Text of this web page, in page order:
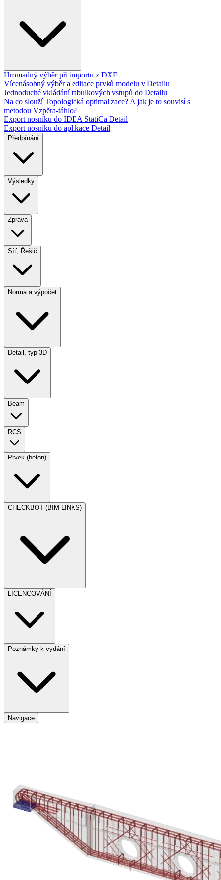
Hromadný výběr při importu z DXF
Vícenásobný výběr a editace prvků modelu v Detailu
Jednoduché vkládání tabulkových vstupů do Detailu
Na co slouží Topologická optimalizace? A jak je to souvisí s
metodou Vzpěra-táhlo?
Export nosníku do IDEA StatiCa Detail
Export nosníku do aplikace Detail
Předpínání
Výsledky
Zpráva
Síť, Řešič
Norma a výpočet
Detail, typ 3D
Beam
RCS
Prvek (beton)
CHECKBOT (BIM LINKS)
LICENCOVÁNÍ
Poznámky k vydání
Navigace